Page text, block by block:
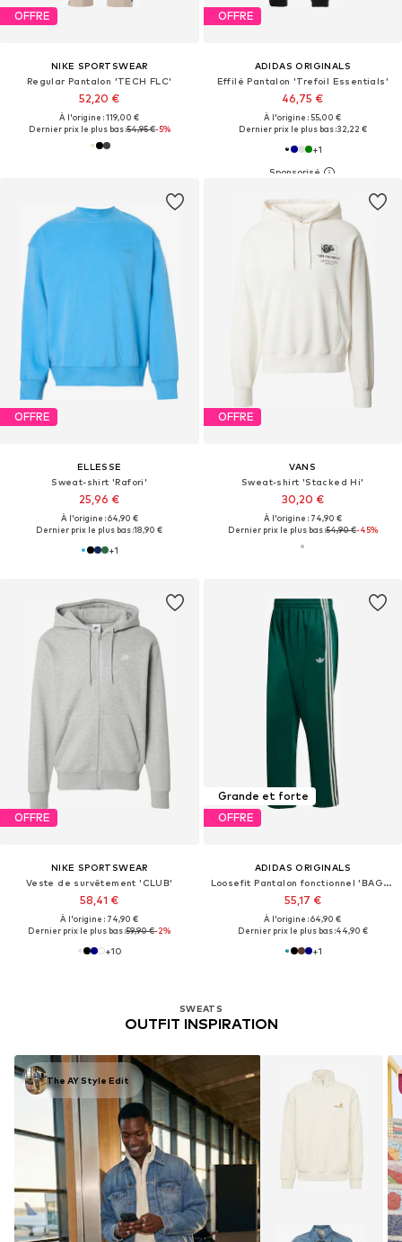
OFFRE
NIKE SPORTSWEAR
Regular Pantalon 'TECH FLC'
52,20 €
À l'origine : 119,00 €
Dernier prix le plus bas :54,95 €-5%
OFFRE
ADIDAS ORIGINALS
Effilé Pantalon 'Trefoil Essentials'
46,75 €
À l'origine : 55,00 €
Dernier prix le plus bas :32,22 €
+1
OFFRE
ELLESSE
Sweat-shirt 'Rafori'
25,96 €
À l'origine : 64,90 €
Dernier prix le plus bas :18,90 €
+1
OFFRE
VANS
Sweat-shirt 'Stacked Hi'
30,20 €
À l'origine : 74,90 €
Dernier prix le plus bas :54,90 €-45%
OFFRE
NIKE SPORTSWEAR
Veste de survêtement 'CLUB'
58,41 €
À l'origine : 74,90 €
Dernier prix le plus bas :59,90 €-2%
+10
SWEATS
OUTFIT INSPIRATION
The AY Style Edit
Grande et forte
OFFRE
ADIDAS ORIGINALS
Loosefit Pantalon fonctionnel 'BAGGY TRACK'
55,17 €
À l'origine : 64,90 €
Dernier prix le plus bas :44,90 €
+1